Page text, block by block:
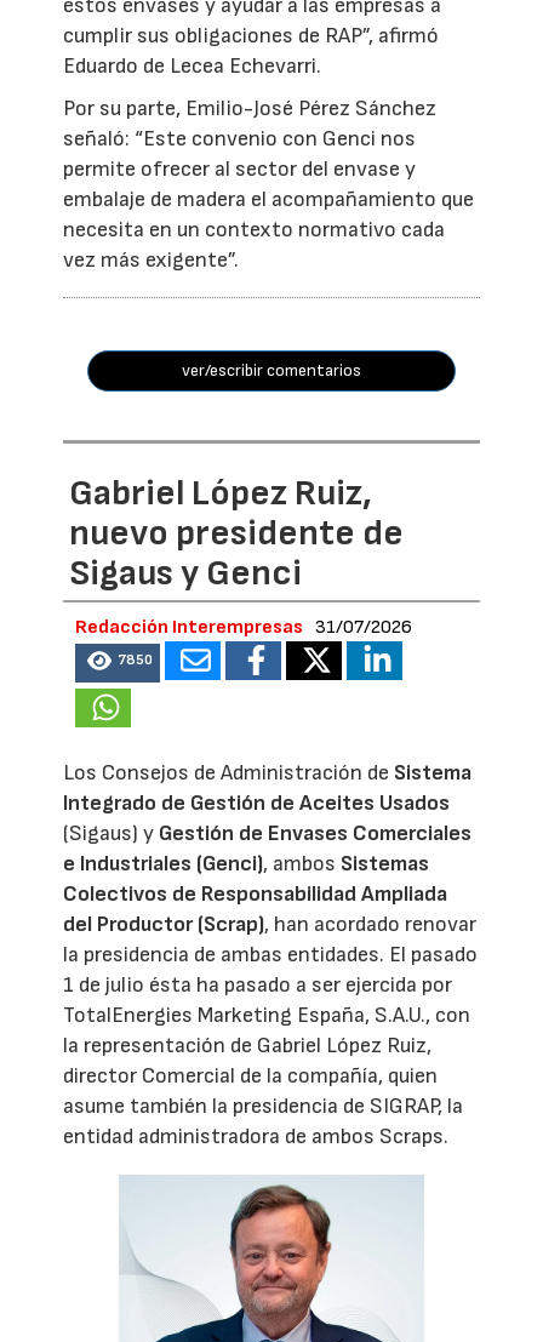
estos envases y ayudar a las empresas a
cumplir sus obligaciones de RAP”, afirmó
Eduardo de Lecea Echevarri.
Por su parte, Emilio-José Pérez Sánchez
señaló: “Este convenio con Genci nos
permite ofrecer al sector del envase y
embalaje de madera el acompañamiento que
necesita en un contexto normativo cada
vez más exigente”.
ver/escribir comentarios
Gabriel López Ruiz,
nuevo presidente de
Sigaus y Genci
Redacción Interempresas 31/07/2026
7850
Los Consejos de Administración de Sistema
Integrado de Gestión de Aceites Usados
(Sigaus) y Gestión de Envases Comerciales
e Industriales (Genci), ambos Sistemas
Colectivos de Responsabilidad Ampliada
del Productor (Scrap), han acordado renovar
la presidencia de ambas entidades. El pasado
1 de julio ésta ha pasado a ser ejercida por
TotalEnergies Marketing España, S.A.U., con
la representación de Gabriel López Ruiz,
director Comercial de la compañía, quien
asume también la presidencia de SIGRAP, la
entidad administradora de ambos Scraps.